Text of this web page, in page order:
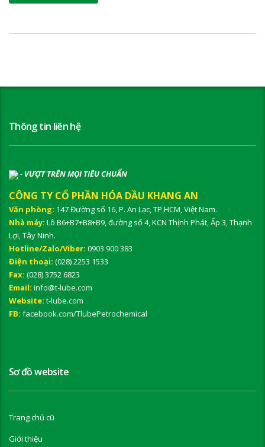
Thông tin liên hệ
- VƯỢT TRÊN MỌI TIÊU CHUẨN
CÔNG TY CỔ PHẦN HÓA DẦU KHANG AN
Văn phòng: 147 Đường số 16, P. An Lạc, TP.HCM, Việt Nam.
Nhà máy: Lô B6+B7+B8+B9, đường số 4, KCN Thịnh Phát, Ấp 3, Thạnh
Lợi, Tây Ninh.
Hotline/Zalo/Viber: 0903 900 383
Điện thoại: (028) 2253 1533
Fax: (028) 3752 6823
Email: info@t-lube.com
Website: t-lube.com
FB: facebook.com/TlubePetrochemical
Sơ đồ website
Trang chủ cũ
Giới thiệu